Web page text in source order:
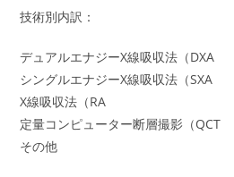
技術別内訳：
デュアルエナジーX線吸収法（DXA
シングルエナジーX線吸収法（SXA
X線吸収法（RA
定量コンピューター断層撮影（QCT
その他